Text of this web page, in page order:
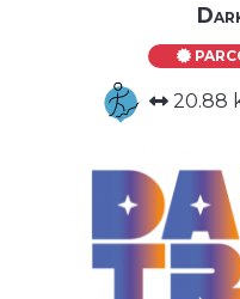
20.88